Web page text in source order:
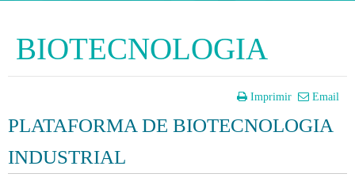
BIOTECNOLOGIA
Imprimir Email
PLATAFORMA DE BIOTECNOLOGIA
INDUSTRIAL